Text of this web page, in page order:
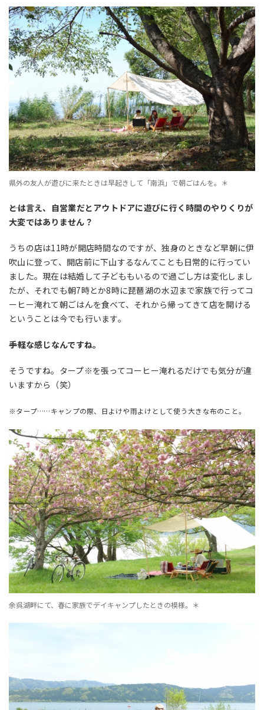
県外の友人が遊びに来たときは早起きして「南浜」で朝ごはんを。＊
――とは言え、自営業だとアウトドアに遊びに行く時間のやりくりが
大変ではありません？
うちの店は11時が開店時間なのですが、独身のときなど早朝に伊
吹山に登って、開店前に下山するなんてことも日常的に行ってい
ました。現在は結婚して子どももいるので過ごし方は変化しまし
たが、それでも朝7時とか8時に琵琶湖の水辺まで家族で行ってコ
ーヒー淹れて朝ごはんを食べて、それから帰ってきて店を開ける
ということは今でも行います。
――手軽な感じなんですね。
そうですね。タープ※を張ってコーヒー淹れるだけでも気分が違
いますから（笑）
※タープ……キャンプの際、日よけや雨よけとして使う大きな布のこと。
余呉湖畔にて、春に家族でデイキャンプしたときの模様。＊